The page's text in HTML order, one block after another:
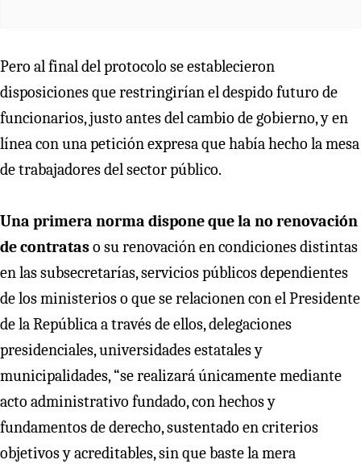
Pero al final del protocolo se establecieron
disposiciones que restringirían el despido futuro de
funcionarios, justo antes del cambio de gobierno, y en
línea con una petición expresa que había hecho la mesa
de trabajadores del sector público.
Una primera norma dispone que la no renovación
de contrataso su renovación en condiciones distintas
en las subsecretarías, servicios públicos dependientes
de los ministerios o que se relacionen con el Presidente
de la República a través de ellos, delegaciones
presidenciales, universidades estatales y
municipalidades, “se realizará únicamente mediante
acto administrativo fundado, con hechos y
fundamentos de derecho, sustentado en criterios
objetivos y acreditables, sin que baste la mera